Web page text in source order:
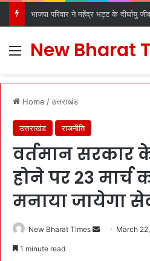
Menu
New Bharat
Home /उत्तराखंड
उत्तराखंड राजनीति
वर्तमान सरकार
होने पर 23 मार्च
मनाया जायेगा
New Bharat Times March
1 minute read